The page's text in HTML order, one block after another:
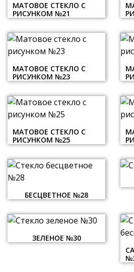
МАТОВОЕ СТЕКЛО С
РИСУНКОМ №21
МАТОВОЕ СТЕКЛО С
РИСУНКОМ №23
МАТОВОЕ СТЕКЛО С
РИСУНКОМ №25
БЕСЦВЕТНОЕ №28
ЗЕЛЕНОЕ №30